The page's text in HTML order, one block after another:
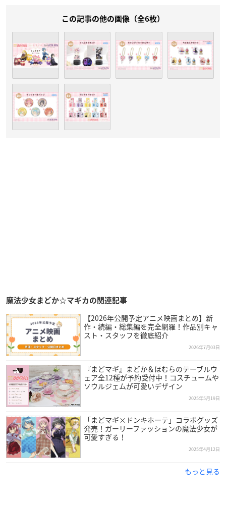
この記事の他の画像（全6枚）
魔法少女まどか☆マギカの関連記事
【2026年公開予定アニメ映画まとめ】新
作・続編・総集編を完全網羅！作品別キャ
スト・スタッフを徹底紹介
2026年7月03日
『まどマギ』まどか＆ほむらのテーブルウ
ェア全12種が予約受付中！コスチュームや
ソウルジェムが可愛いデザイン
2025年5月19日
「まどマギ×ドンキホーテ」コラボグッズ
発売！ガーリーファッションの魔法少女が
可愛すぎる！
2025年4月12日
もっと見る